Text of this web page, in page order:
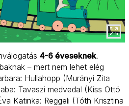
4-6 éveseknek.
– mert nem lehet elég
Hullahopp (Murányi Zita
Tavaszi medvedal (Kiss Ottó
Katinka: Reggeli (Tóth Krisztina